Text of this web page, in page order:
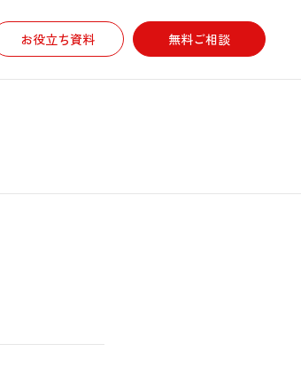
お役立ち資料 無料ご相談